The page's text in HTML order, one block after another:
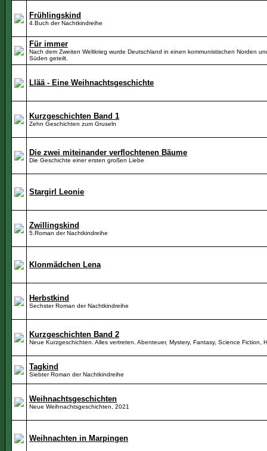
Frühlingskind
4.Buch der Nachtkindreihe
Für immer
Nach dem Zweiten Weltkrieg wurde Deutschland in einen kommunistischen Norden
Süden geteilt.
Llää - Eine Weihnachtsgeschichte
Kurzgeschichten Band 1
Zehn Geschichten zum Gruseln
Die zwei miteinander verflochtenen Bäume
Die Geschichte einer ersten großen Liebe
Stargirl Leonie
Zwillingskind
5.Roman der Nachtkindreihe
Klonmädchen Lena
Herbstkind
Sechster Roman der Nachtkindreihe
Kurzgeschichten Band 2
Neue Kurzgeschichten. Alles vertreten. Abenteuer, Mystery, Fantasy, Science Fiction,
Tagkind
Siebter Roman der Nachtkindreihe
Weihnachtsgeschichten
Neue Weihnachtsgeschichten, 2021
Weihnachten in Marpingen